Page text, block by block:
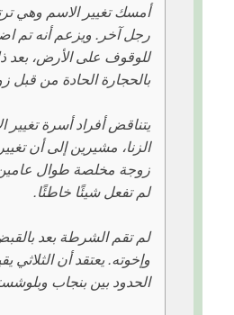
أمسك تغيير الاسم وهي
رجل آخر. ويزعم أنه تم
للوقوف على الأرض، بعد
بالحجارة الحادة من قبل
يتناقض أفراد أسرة تغيير
الزنا، مشيرين إلى أن
زوجة مخلصة طوال عامين
لم تفعل شيئًا خاطئًا.
لم تقم الشرطة بعد
وإخوته. يعتقد أن
الحدود بين بنجاب